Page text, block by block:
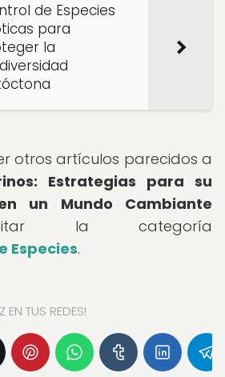
de Especies
para
la
otros artículos parecidos a
Estrategias para su
un Mundo Cambiante
la categoría
Especies.
EN TUS REDES!